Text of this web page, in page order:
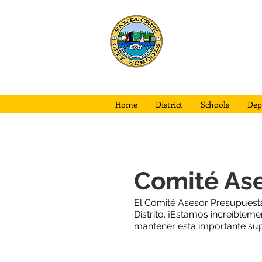
Home District Schools
Comité
El Comité Asesor
Distrito. ¡Estamos
mantener esta importante